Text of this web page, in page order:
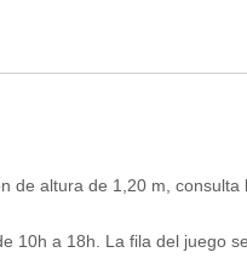
de altura de 1,20 m, consulta
10h a 18h. La fila del juego